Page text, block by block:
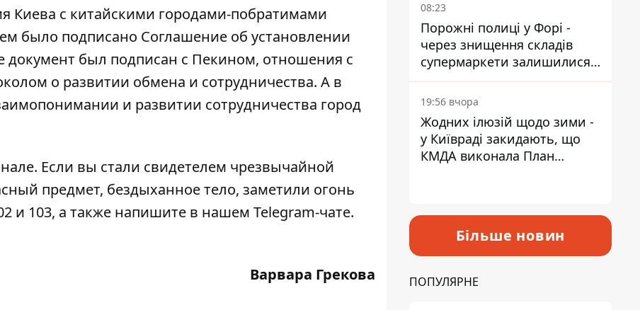
Киева с китайскими городами-побратимами
было подписано Соглашение об установлении
документ был подписан с Пекином, отношения с
о развитии обмена и сотрудничества. А в
и развитии сотрудничества город
. Если вы стали свидетелем чрезвычайной
предмет, бездыханное тело, заметили огонь
и 103, а также напишите в нашем Telegram-чате.
Варвара Грекова
08:23
Порожні полиці у Форі -
через знищення складів
супермаркети залишилися
без асортименту
19:56 вчора
Жодних ілюзій щодо зими -
у Київраді закидають, що
КМДА виконала План
Більше новин
ПОПУЛЯРНЕ